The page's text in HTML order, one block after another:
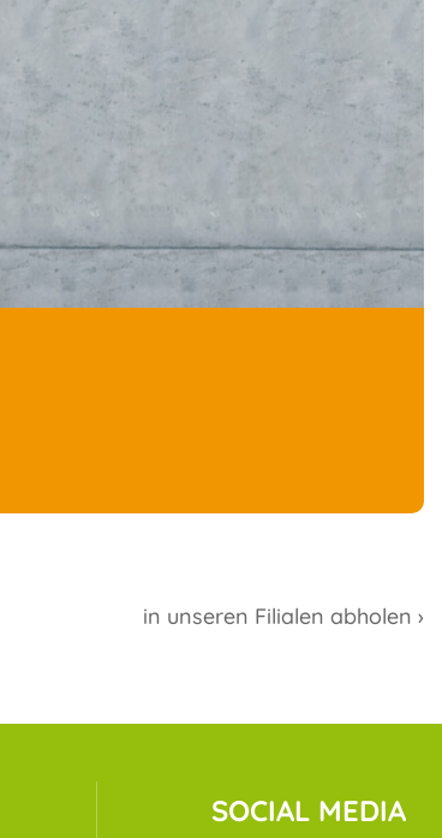
in unseren Filialen abholen ›
SOCIAL MEDIA